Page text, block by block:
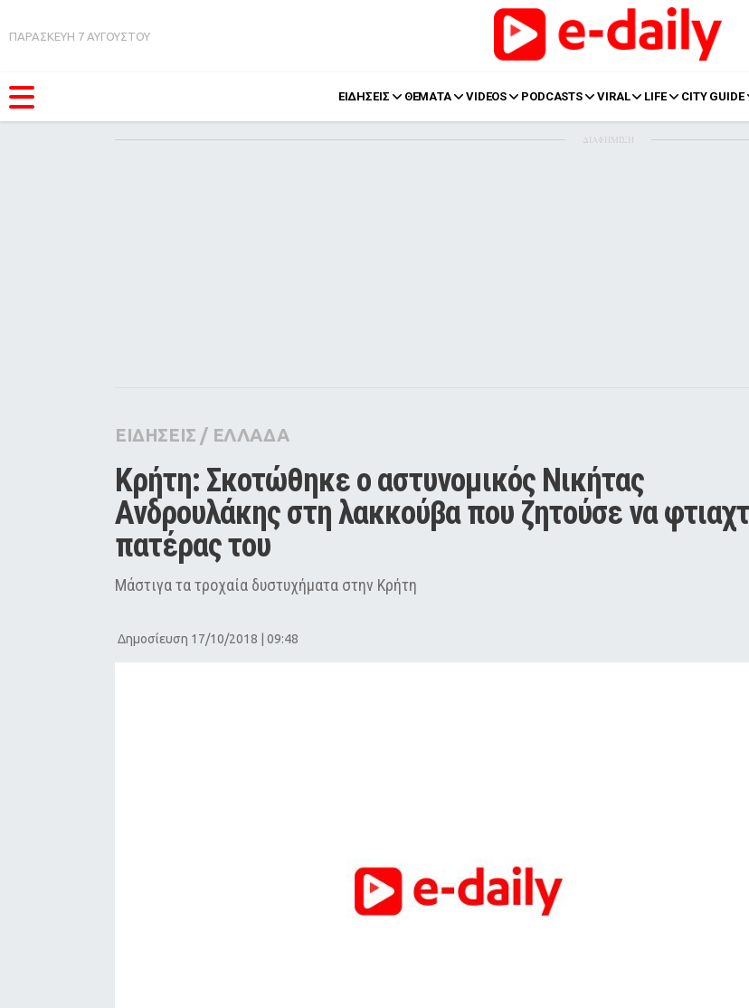
ΠΑΡΑΣΚΕΥΗ 7 ΑΥΓΟΥΣΤΟΥ
ΕΙΔΗΣΕΙΣ ΘΕΜΑΤΑ VIDEOS PODCASTS VIRAL LIFE CITY GUIDE
Pop Culture
Agenda
ΔΙΑΦΗΜΙΣΗ
ΕΙΔΗΣΕΙΣ / ΕΛΛΑΔΑ
Κρήτη: Σκοτώθηκε ο αστυνομικός Νικήτας
Ανδρουλάκης στη λακκούβα που ζητούσε να
πατέρας του
Μάστιγα τα τροχαία δυστυχήματα στην Κρήτη
Δημοσίευση 17/10/2018 | 09:48